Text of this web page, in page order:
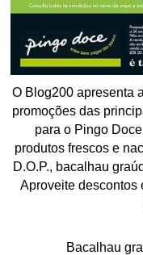
O Blog200 apresenta
promoções das
para o Pingo
produtos frescos e
D.O.P., bacalhau
Aproveite descontos
Bacalhau